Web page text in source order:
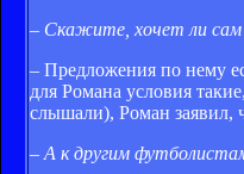
– Скажите, хочет ли сам
– Предложения по нему
для Романа условия
слышали), Роман заявил,
– А к другим